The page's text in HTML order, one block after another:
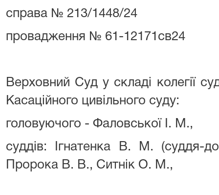
справа № 213/1448/24
провадження № 61-12171св24
Верховний Суд у складі колегії
Касаційного цивільного суду:
головуючого - Фаловської І. М.,
суддів: Ігнатенка В. М. (суддя-
Пророка В. В., Ситнік О. М.,